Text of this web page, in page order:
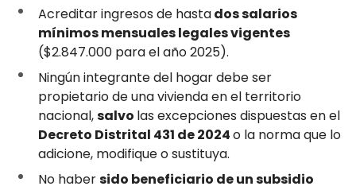
Acreditar ingresos de hastados salarios
mínimos mensuales legales vigentes
($2.847.000 para el año 2025).
Ningún integrante del hogar debe ser
propietario de una vivienda en el territorio
nacional,salvo las excepciones dispuestas en el
Decreto Distrital 431 de 2024o la norma que lo
adicione, modifique o sustituya.
No habersido beneficiario de un subsidio